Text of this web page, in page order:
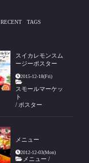
RECENT TAGS
スイカレモンスム
ージーポスター
2015-12-18(Fri)
スモールマーケッ
ト
/ポスター
メニュー
2012-12-03(Mon)
メニュー /